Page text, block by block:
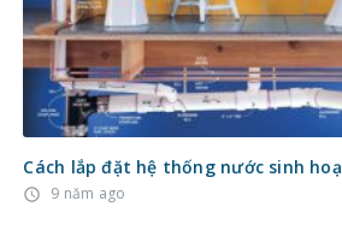
Cách lắp đặt hệ thống nước sinh
access_time 9 năm ago